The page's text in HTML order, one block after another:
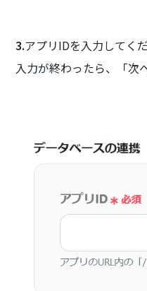
3.アプリIDを入力してくだ
入力が終わったら、「次